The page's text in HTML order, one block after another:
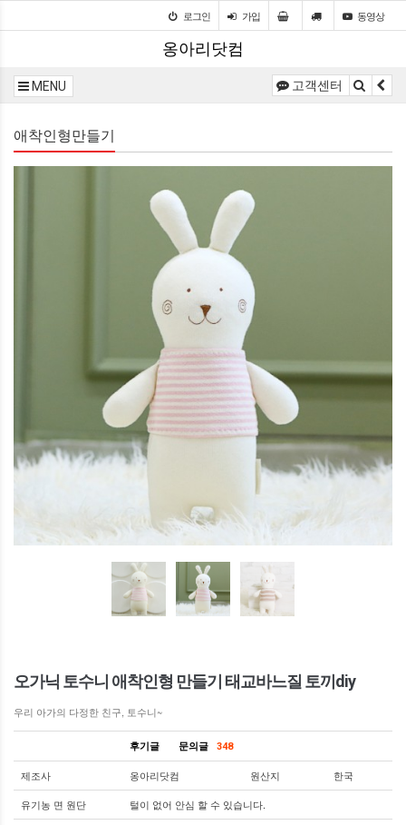
로그인 가입 동영상
옹아리닷컴
MENU 고객센터
애착인형만들기
오가닉 토수니 애착인형 만들기 태교바느질 토끼diy
우리 아가의 다정한 친구, 토수니~
후기글 문의글 348
제조사 옹아리닷컴 원산지
한국
유기농 면 원단
털이 없어 안심 할 수 있습니다.